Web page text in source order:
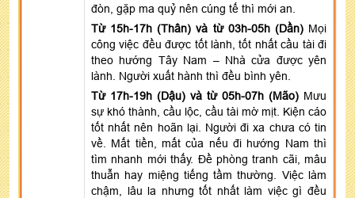
đòn, gặp ma quỷ nên cúng tế thì mới an.
Từ 15h-17h (Thân) và từ 03h-05h (Dần) Mọi
công việc đều được tốt lành, tốt nhất cầu tài đi
theo hướng Tây Nam – Nhà cửa được yên
lành. Người xuất hành thì đều bình yên.
Từ 17h-19h (Dậu) và từ 05h-07h (Mão) Mưu
sự khó thành, cầu lộc, cầu tài mờ mịt. Kiện cáo
tốt nhất nên hoãn lại. Người đi xa chưa có tin
về. Mất tiền, mất của nếu đi hướng Nam thì
tìm nhanh mới thấy. Đề phòng tranh cãi, mâu
thuẫn hay miệng tiếng tầm thường. Việc làm
chậm, lâu la nhưng tốt nhất làm việc gì đều